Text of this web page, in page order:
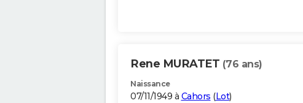
Rene MURATET (76 ans)
Naissance
07/11/1949 à Cahors (Lot)